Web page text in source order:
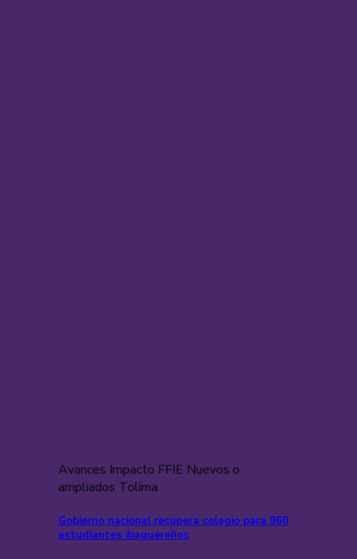
Avances Impacto FFIE Nuevos o
ampliados Tolima
Gobierno nacional recupera colegio para 960
estudiantes ibaguereños